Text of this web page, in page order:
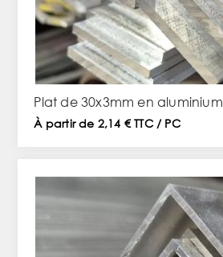
Plat de 30x3mm en aluminium
À partir de 2,14 € TTC / PC